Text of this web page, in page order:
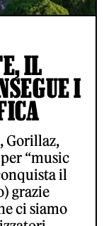
IL
I
Gorillaz,
“music
il
grazie
ci siamo